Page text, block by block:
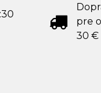
pre
30 €